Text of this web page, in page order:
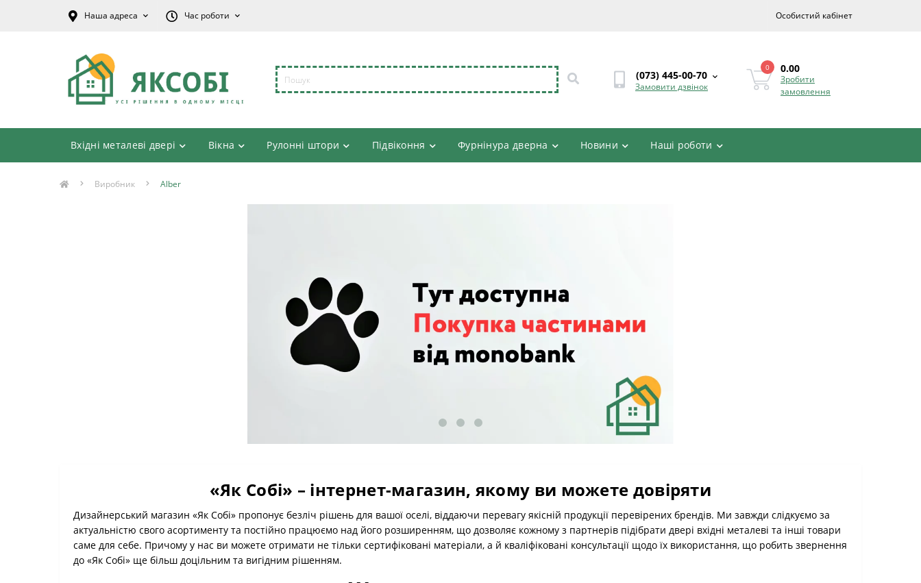
Наша адреса Час роботи Особистий кабінет
(073) 445-00-70
Замовити дзвінок
0 0.00
Зробити
замовлення
Вхідні металеві двері Вікна Рулонні штори Підвіконня Фурнінура дверна Новини Наші роботи
Виробник Alber
«Як Собі» – інтернет-магазин, якому ви можете довіряти
Дизайнерський магазин «Як Собі» пропонує безліч рішень для вашої оселі, віддаючи перевагу якісній продукції перевірених брендів. Ми завжди слідкуємо за
актуальністю свого асортименту та постійно працюємо над його розширенням, що дозволяє кожному з партнерів підібрати двері вхідні металеві та інші товари
саме для себе. Причому у нас ви можете отримати не тільки сертифіковані матеріали, а й кваліфіковані консультації щодо їх використання, що робить звернення
до «Як Собі» ще більш доцільним та вигідним рішенням.